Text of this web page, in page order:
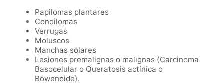
Papilomas plantares
Condilomas
Verrugas
Moluscos
Manchas solares
Lesiones premalignas o malignas (Carcinoma
Basocelular o Queratosis actínica o
Bowenoide).